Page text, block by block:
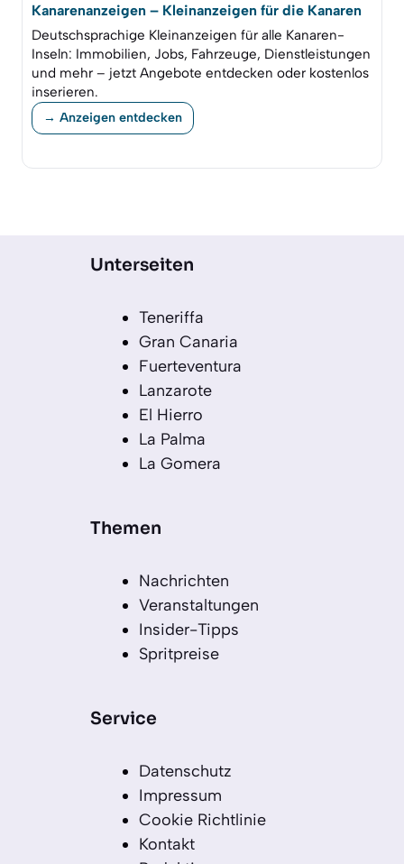
Kanarenanzeigen – Kleinanzeigen für die Kanaren
Deutschsprachige Kleinanzeigen für alle Kanaren-
Inseln: Immobilien, Jobs, Fahrzeuge, Dienstleistungen
und mehr – jetzt Angebote entdecken oder kostenlos
inserieren.
→ Anzeigen entdecken
Unterseiten
Teneriffa
Gran Canaria
Fuerteventura
Lanzarote
El Hierro
La Palma
La Gomera
Themen
Nachrichten
Veranstaltungen
Insider-Tipps
Spritpreise
Service
Datenschutz
Impressum
Cookie Richtlinie
Kontakt